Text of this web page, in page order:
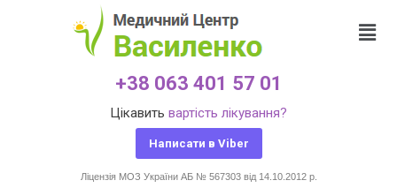
+38 063 401 57 01
Цікавить вартість лікування?
Написати в Viber
Ліцензія МОЗ України АБ № 567303 від 14.10.2012 р.